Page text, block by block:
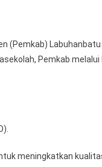
(Pemkab)
Pemkab
meningkatkan